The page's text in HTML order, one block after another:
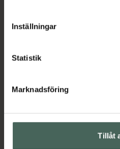
cookieinställningar. Ett
lagligheten av behandling
Inställningar
Statistik
Marknadsföring
Tillåt
syd till Lappland i norr, och
hjälpa just dig att må lite
med oss.
Kundservice